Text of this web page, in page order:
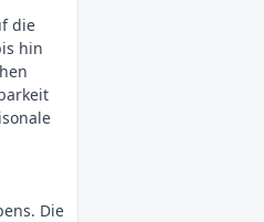
die
hin
Die